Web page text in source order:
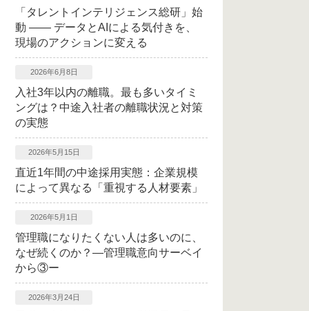
「タレントインテリジェンス総研」始
動 ―― データとAIによる気付きを、
現場のアクションに変える
2026年6月8日
入社3年以内の離職。最も多いタイミ
ングは？中途入社者の離職状況と対策
の実態
2026年5月15日
直近1年間の中途採用実態：企業規模
によって異なる「重視する人材要素」
2026年5月1日
管理職になりたくない人は多いのに、
なぜ続くのか？―管理職意向サーベイ
から③ー
2026年3月24日